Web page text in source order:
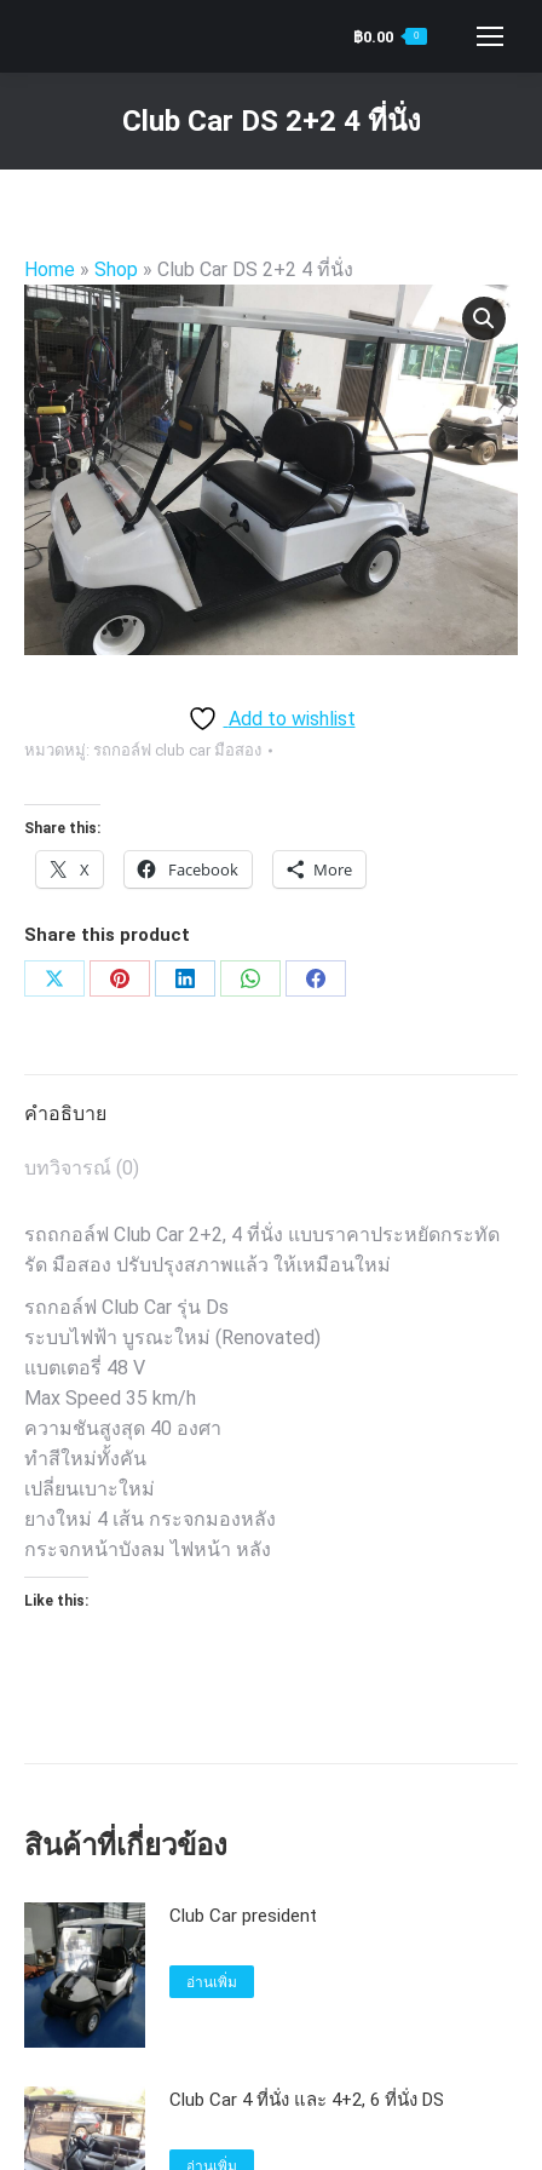
฿0.00 0
Search:
Club Car DS 2+2 4 ที่นั่ง
Home » Shop » Club Car DS 2+2 4 ที่นั่ง
Add to wishlist
หมวดหมู่: รถกอล์ฟ club car มือสอง
Share this:
X Facebook More
Share this product
Share
Share
Share
Share
Share
คำอธิบาย
บทวิจารณ์ (0)
รถถกอล์ฟ Club Car 2+2, 4 ที่นั่ง แบบราคาประหยัดกระทัด
รัด มือสอง ปรับปรุงสภาพแล้ว ให้เหมือนใหม่
รถกอล์ฟ Club Car รุ่น Ds
ระบบไฟฟ้า บูรณะใหม่ (Renovated)
แบตเตอรี่ 48 V
Max Speed 35 km/h
ความชันสูงสุด 40 องศา
ทำสีใหม่ทั้งคัน
เปลี่ยนเบาะใหม่
ยางใหม่ 4 เส้น กระจกมองหลัง
กระจกหน้าบังลม ไฟหน้า หลัง
Like this:
สินค้าที่เกี่ยวข้อง
Club Car president
อ่านเพิ่ม
Club Car 4 ที่นั่ง และ 4+2, 6 ที่นั่ง DS
อ่านเพิ่ม